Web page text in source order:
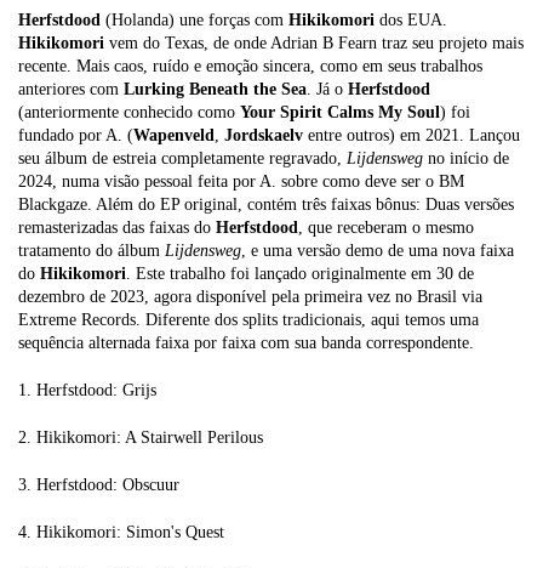
Herfstdood (Holanda) une forças com Hikikomori dos EUA.
Hikikomori vem do Texas, de onde Adrian B Fearn traz seu projeto mais
recente. Mais caos, ruído e emoção sincera, como em seus trabalhos
anteriores com Lurking Beneath the Sea . Já o Herfstdood
(anteriormente conhecido como Your Spirit Calms My Soul) foi
fundado por A. (Wapenveld Jordskaelv entre outros) em 2021. Lançou
seu álbum de estreia completamente regravado, Lijdensweg no início de
2024, numa visão pessoal feita por A. sobre como deve ser o BM
Blackgaze. Além do EP original, contém três faixas bônus: Duas versões
remasterizadas das faixas do Herfstdood , que receberam o mesmo
tratamento do álbum Lijdensweg , e uma versão demo de uma nova faixa
do Hikikomori . Este trabalho foi lançado originalmente em 30 de
dezembro de 2023, agora disponível pela primeira vez no Brasil via
Extreme Records. Diferente dos splits tradicionais, aqui temos uma
sequência alternada faixa por faixa com sua banda correspondente.
1. Herfstdood: Grijs
2. Hikikomori: A Stairwell Perilous
3. Herfstdood: Obscuur
4. Hikikomori: Simon's Quest